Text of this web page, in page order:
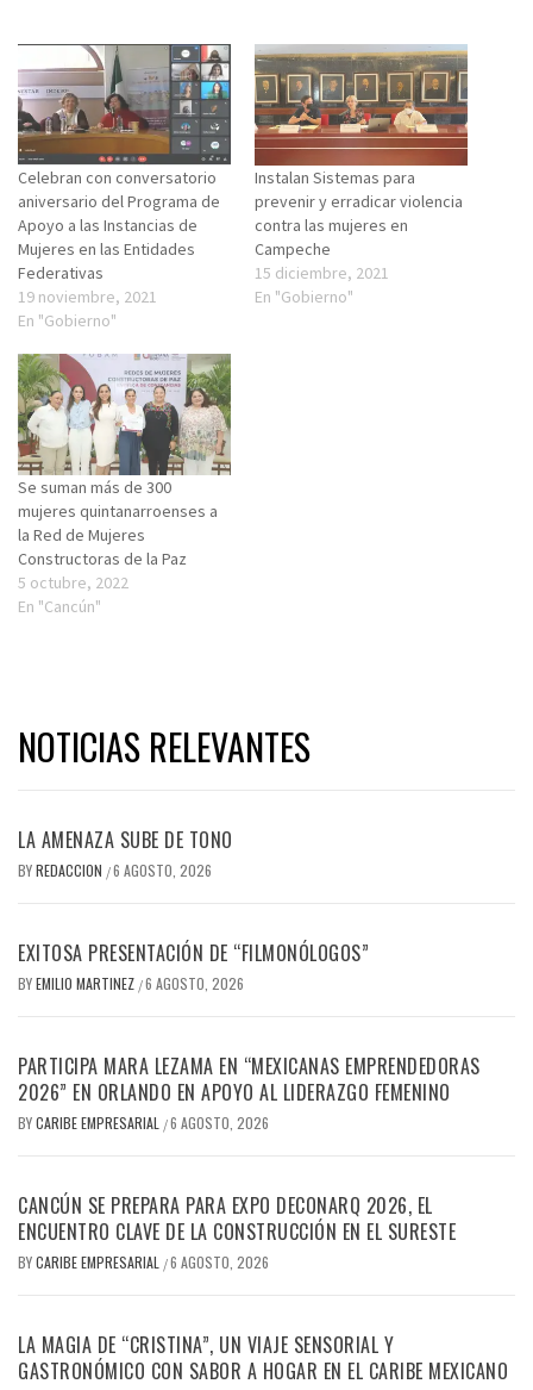
Celebran con conversatorio
aniversario del Programa de
Apoyo a las Instancias de
Mujeres en las Entidades
Federativas
19 noviembre, 2021
En "Gobierno"
Instalan Sistemas para
prevenir y erradicar violencia
contra las mujeres en
Campeche
15 diciembre, 2021
En "Gobierno"
Se suman más de 300
mujeres quintanarroenses a
la Red de Mujeres
Constructoras de la Paz
5 octubre, 2022
En "Cancún"
NOTICIAS RELEVANTES
LA AMENAZA SUBE DE TONO
BYREDACCION /6 AGOSTO, 2026
EXITOSA PRESENTACIÓN DE “FILMONÓLOGOS”
BYEMILIO MARTINEZ /6 AGOSTO, 2026
PARTICIPA MARA LEZAMA EN “MEXICANAS EMPRENDEDORAS
2026” EN ORLANDO EN APOYO AL LIDERAZGO FEMENINO
BYCARIBE EMPRESARIAL /6 AGOSTO, 2026
CANCÚN SE PREPARA PARA EXPO DECONARQ 2026, EL
ENCUENTRO CLAVE DE LA CONSTRUCCIÓN EN EL SURESTE
BYCARIBE EMPRESARIAL /6 AGOSTO, 2026
LA MAGIA DE “CRISTINA”, UN VIAJE SENSORIAL Y
GASTRONÓMICO CON SABOR A HOGAR EN EL CARIBE MEXICANO